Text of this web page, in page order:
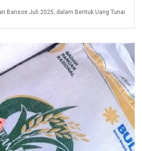
Bansos Juli 2025, dalam Bentuk Uang Tunai